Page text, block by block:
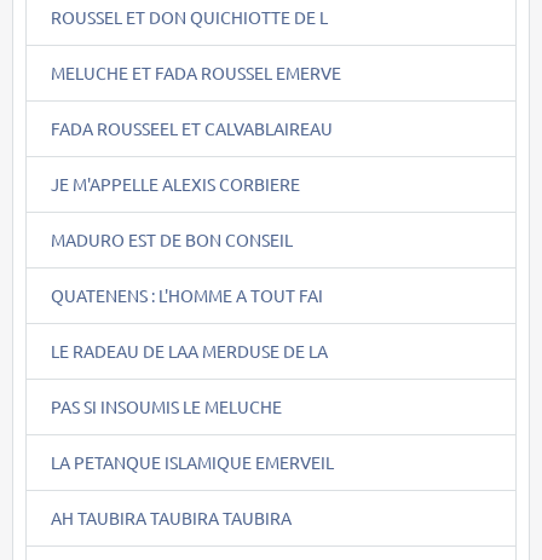
ROUSSEL ET DON QUICHIOTTE DE L
MELUCHE ET FADA ROUSSEL EMERVE
FADA ROUSSEEL ET CALVABLAIREAU
JE M'APPELLE ALEXIS CORBIERE
MADURO EST DE BON CONSEIL
QUATENENS : L'HOMME A TOUT FAI
LE RADEAU DE LAA MERDUSE DE LA
PAS SI INSOUMIS LE MELUCHE
LA PETANQUE ISLAMIQUE EMERVEIL
AH TAUBIRA TAUBIRA TAUBIRA